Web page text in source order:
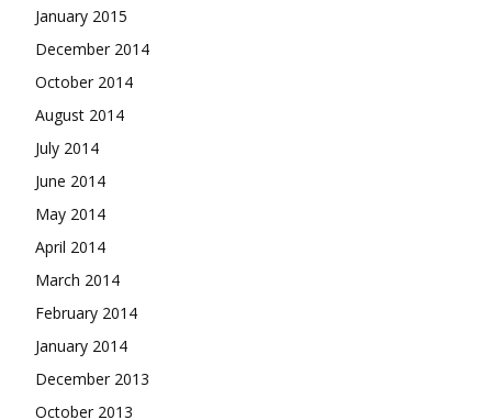
January 2015
December 2014
October 2014
August 2014
July 2014
June 2014
May 2014
April 2014
March 2014
February 2014
January 2014
December 2013
October 2013